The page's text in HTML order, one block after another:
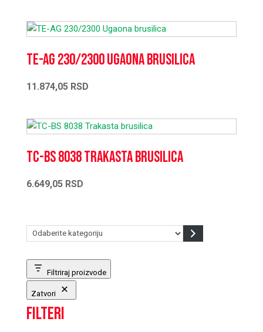
TE-AG 230/2300 Ugaona brusilica
11.874,05 RSD
TC-BS 8038 Trakasta brusilica
6.649,05 RSD
Odaberite
Filtriraj proizvode
Zatvori
Filteri